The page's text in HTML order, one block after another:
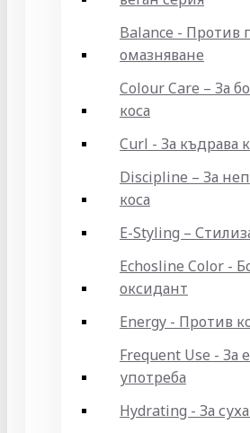
Balance - Против
омазняване
Colour Care – За
коса
Curl - За къдрава
Discipline – За
коса
E-Styling –
Echosline Color -
оксидант
Energy - Против
Frequent Use - За
употреба
Hydrating - За